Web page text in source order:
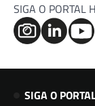
SIGA O PORTAL
SIGA O